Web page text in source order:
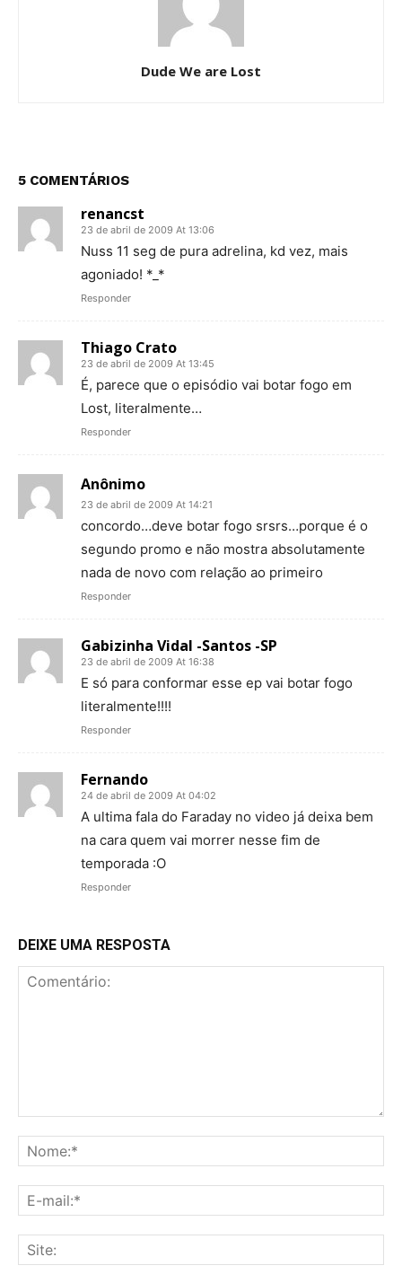
Dude We are Lost
5 COMENTÁRIOS
renancst
23 de abril de 2009 At 13:06
Nuss 11 seg de pura adrelina, kd vez, mais
agoniado! *_*
Responder
Thiago Crato
23 de abril de 2009 At 13:45
É, parece que o episódio vai botar fogo em
Lost, literalmente…
Responder
Anônimo
23 de abril de 2009 At 14:21
concordo…deve botar fogo srsrs…porque é o
segundo promo e não mostra absolutamente
nada de novo com relação ao primeiro
Responder
Gabizinha Vidal -Santos -SP
23 de abril de 2009 At 16:38
E só para conformar esse ep vai botar fogo
literalmente!!!!
Responder
Fernando
24 de abril de 2009 At 04:02
A ultima fala do Faraday no video já deixa bem
na cara quem vai morrer nesse fim de
temporada :O
Responder
DEIXE UMA RESPOSTA